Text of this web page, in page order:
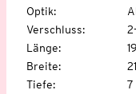
Optik:
Verschluss:
Länge:
Breite:
Tiefe: 7